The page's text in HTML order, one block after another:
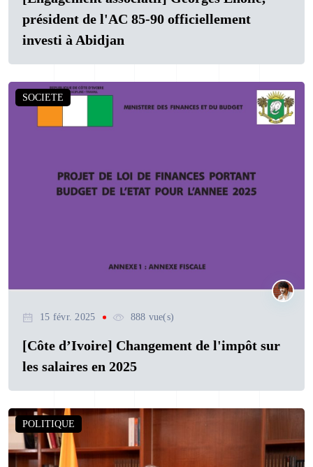
président de l'AC 85-90 officiellement
investi à Abidjan
SOCIETE
15 févr. 2025 888 vue(s)
[Côte d’Ivoire] Changement de l'impôt sur
les salaires en 2025
POLITIQUE